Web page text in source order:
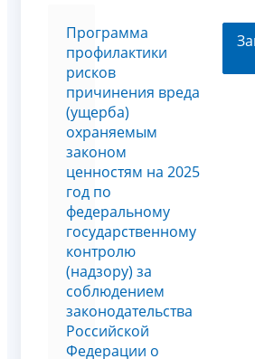
Программа
профилактики
рисков
причинения вреда
(ущерба)
охраняемым
законом
ценностям на 2025
год по
федеральному
государственному
контролю
(надзору) за
соблюдением
законодательства
Российской
Федерации о